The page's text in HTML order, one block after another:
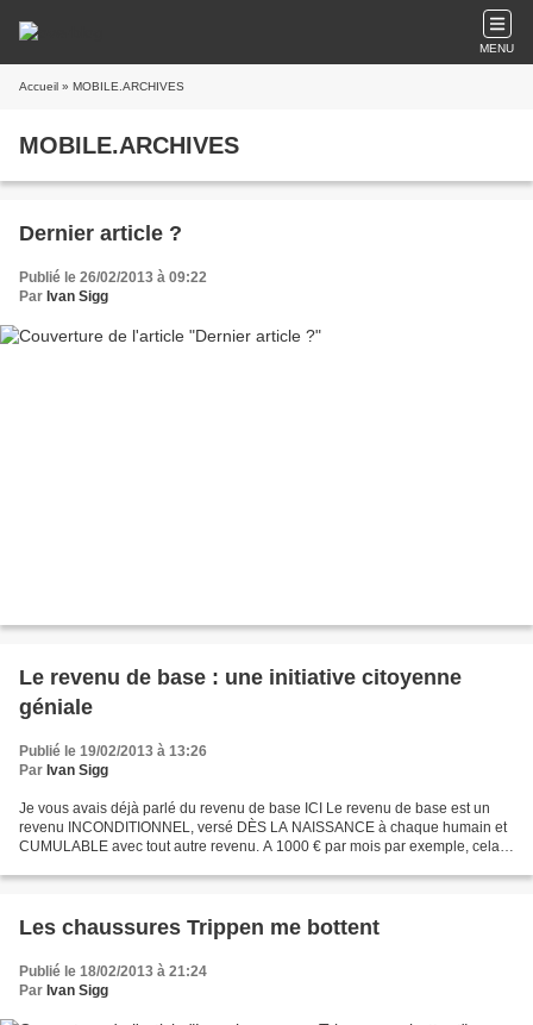
MENU
Accueil » MOBILE.ARCHIVES
MOBILE.ARCHIVES
Dernier article ?
Publié le 26/02/2013 à 09:22
Par Ivan Sigg
Le revenu de base : une initiative citoyenne
géniale
Publié le 19/02/2013 à 13:26
Par Ivan Sigg
Je vous avais déjà parlé du revenu de base ICI Le revenu de base est un
revenu INCONDITIONNEL, versé DÈS LA NAISSANCE à chaque humain et
CUMULABLE avec tout autre revenu. A 1000 € par mois par exemple, cela
Les chaussures Trippen me bottent
Publié le 18/02/2013 à 21:24
Par Ivan Sigg